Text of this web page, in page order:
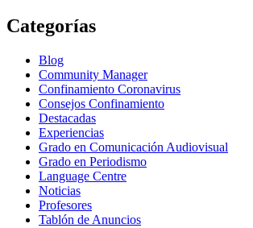
Categorías
Blog
Community Manager
Confinamiento Coronavirus
Consejos Confinamiento
Destacadas
Experiencias
Grado en Comunicación Audiovisual
Grado en Periodismo
Language Centre
Noticias
Profesores
Tablón de Anuncios